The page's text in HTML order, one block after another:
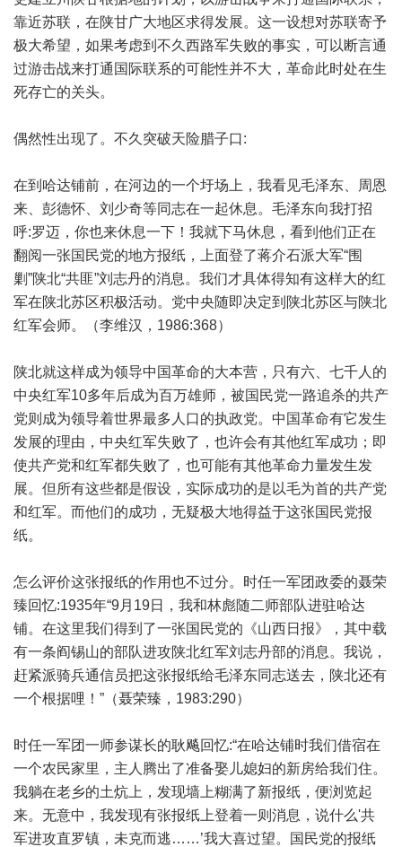
靠近苏联，在陕甘广大地区求得发展。这一设想对苏联寄予
极大希望，如果考虑到不久西路军失败的事实，可以断言通
过游击战来打通国际联系的可能性并不大，革命此时处在生
死存亡的关头。
偶然性出现了。不久突破天险腊子口:
在到哈达铺前，在河边的一个圩场上，我看见毛泽东、周恩
来、彭德怀、刘少奇等同志在一起休息。毛泽东向我打招
呼:罗迈，你也来休息一下！我就下马休息，看到他们正在
翻阅一张国民党的地方报纸，上面登了蒋介石派大军“围
剿”陕北“共匪”刘志丹的消息。我们才具体得知有这样大的红
军在陕北苏区积极活动。党中央随即决定到陕北苏区与陕北
红军会师。（李维汉，1986:368）
陕北就这样成为领导中国革命的大本营，只有六、七千人的
中央红军10多年后成为百万雄师，被国民党一路追杀的共产
党则成为领导着世界最多人口的执政党。中国革命有它发生
发展的理由，中央红军失败了，也许会有其他红军成功；即
使共产党和红军都失败了，也可能有其他革命力量发生发
展。但所有这些都是假设，实际成功的是以毛为首的共产党
和红军。而他们的成功，无疑极大地得益于这张国民党报
纸。
怎么评价这张报纸的作用也不过分。时任一军团政委的聂荣
臻回忆:1935年“9月19日，我和林彪随二师部队进驻哈达
铺。在这里我们得到了一张国民党的《山西日报》，其中载
有一条阎锡山的部队进攻陕北红军刘志丹部的消息。我说，
赶紧派骑兵通信员把这张报纸给毛泽东同志送去，陕北还有
一个根据哩！”（聂荣臻，1983:290）
时任一军团一师参谋长的耿飚回忆:“在哈达铺时我们借宿在
一个农民家里，主人腾出了准备娶儿媳妇的新房给我们住。
我躺在老乡的土炕上，发现墙上糊满了新报纸，便浏览起
来。无意中，我发现有张报纸上登着一则消息，说什么'共
军进攻直罗镇，未克而逃……’我大喜过望。国民党的报纸